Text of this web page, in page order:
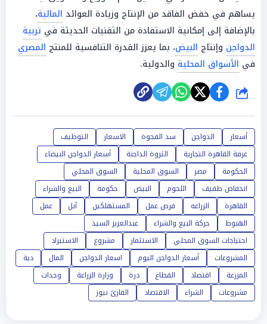
يساهم في خفض الفاقد من الإنتاج وزيادة العوائد المالية،
بالإضافة إلى إمكانية الاستفادة من التقنيات الحديثة في تربية
الدواجن وإنتاج البيض، بما يعزز القدرة التنافسية للمنتج المصري
في الأسواق المحلية والدولية.
شارك
أسعار الدواجن سد الفجوة الاسعار
التوظيف
غرفة القاهرة التجارية
الثروة الداجنة
أسعار الدواجن البيضاء
الحكومة
مصر السوق المحلية
السوق المحلي
انخفاض طفيف
اللحوم البيض حكومة
البيع والشراء
القاهرة
الزراعه فرص عمل المستهلكين آبل
عمل
الهبوط
حركة البيع والشراء
عبدالعزيز السيد
احتياجات السوق المحلي
الاستثمار مشروع
الاستيراد
المشروعات
أسعار الدواجن اليوم اسعار الدواجن المال
دية
المزرعة
اقتصاد القطاع درة وزارة الزراعة
وحدات
مشروعات
الشراء الاقتصاد القارئ نيوز